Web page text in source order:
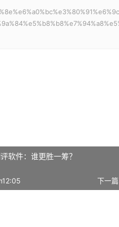
软件：谁更胜一筹？
下一